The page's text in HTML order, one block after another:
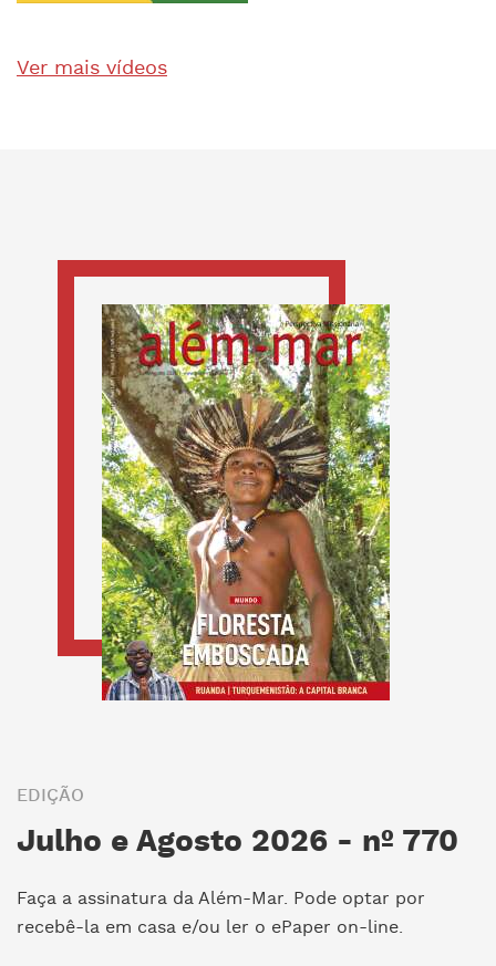
Ver mais vídeos
EDIÇÃO
Julho e Agosto 2026 - nº 770
Faça a assinatura da Além-Mar. Pode optar por
recebê-la em casa e/ou ler o ePaper on-line.